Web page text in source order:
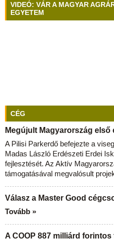
VIDEÓ: VÁR A MAGYAR
EGYETEM
CÉG
Megújult Magyarország első
A Pilisi Parkerdő befejezte a
Madas László Erdészeti Erdei
fejlesztését. Az Aktív
támogatásával megvalósult
Válasz a Master Good
Tovább »
A COOP 887 milliárd